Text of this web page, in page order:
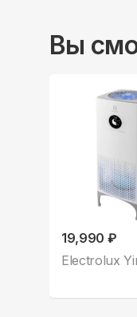
Вы
19,990 ₽
Electrolux